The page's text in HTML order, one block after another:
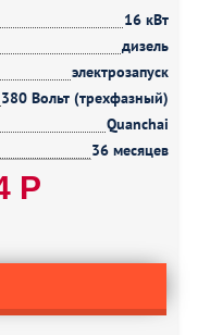
16 кВт
дизель
электрозапуск
380 Вольт (трехфазный)
Quanchai
36 месяцев
Р